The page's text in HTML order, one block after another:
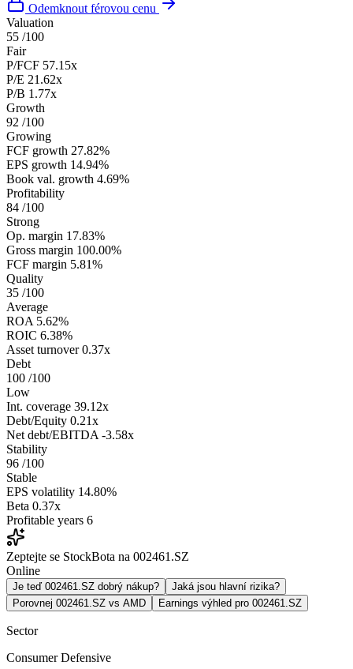
Odemknout férovou cenu
Valuation
55 /100
Fair
P/FCF 57.15x
P/E 21.62x
P/B 1.77x
Growth
92 /100
Growing
FCF growth 27.82%
EPS growth 14.94%
Book val. growth 4.69%
Profitability
84 /100
Strong
Op. margin 17.83%
Gross margin 100.00%
FCF margin 5.81%
Quality
35 /100
Average
ROA 5.62%
ROIC 6.38%
Asset turnover 0.37x
Debt
100 /100
Low
Int. coverage 39.12x
Debt/Equity 0.21x
Net debt/EBITDA -3.58x
Stability
96 /100
Stable
EPS volatility 14.80%
Beta 0.37x
Profitable years 6
Zeptejte se StockBota na 002461.SZ
Online
Je teď 002461.SZ dobrý nákup?
Jaká jsou hlavní rizika?
Porovnej 002461.SZ vs AMD
Earnings výhled pro 002461.SZ
Sector
Consumer Defensive